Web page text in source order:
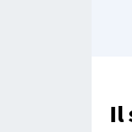
Il